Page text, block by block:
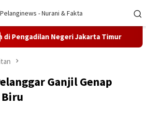
Negeri Jakarta Timur
Ganjil Genap